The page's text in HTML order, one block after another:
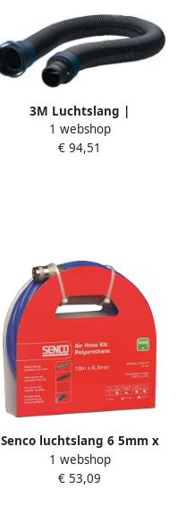
3M Luchtslang |
lengteverstelbaar rekbaar |
lengte ca. 51 5 cm-116 5 cm
1 webshop
€ 94,51
Senco luchtslang 6 5mm x
10m 4000650
1 webshop
€ 53,09